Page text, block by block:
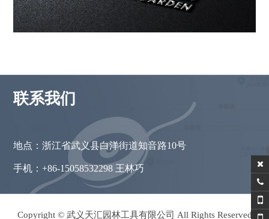
联系我们
地点：浙江省武义县白洋街道知音路10号
手机：+86-15058532298 王林巧
Copyright © 武义天汇园林工具有限公司 All Rights Reserved